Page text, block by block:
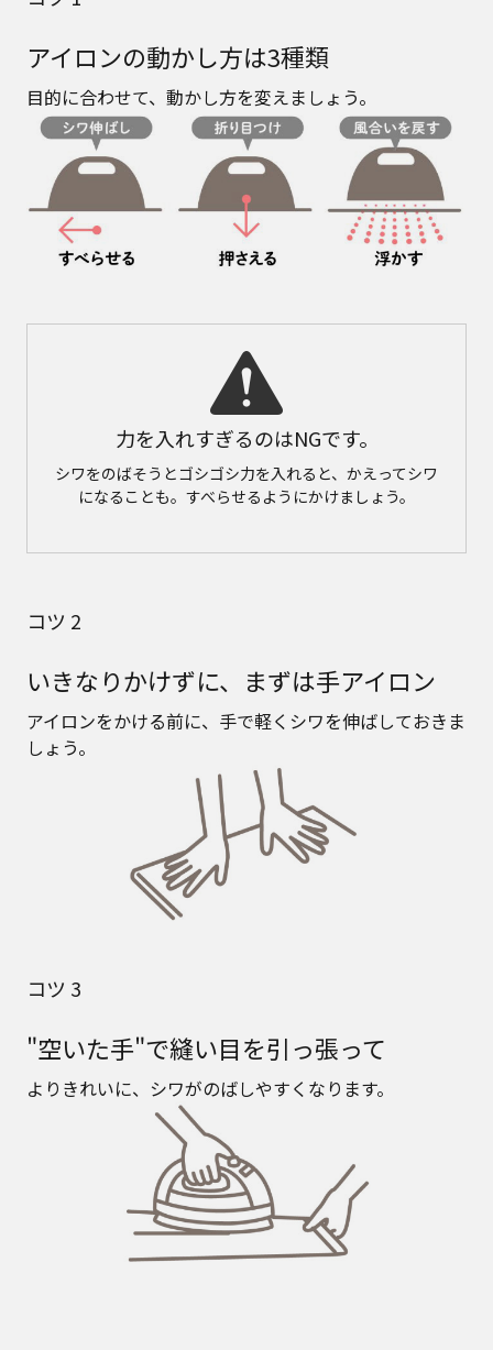
アイロンの動かし方は3種類
目的に合わせて、動かし方を変えましょう。
力を入れすぎるのはNGです。
シワをのばそうとゴシゴシ力を入れると、かえってシワ
になることも。すべらせるようにかけましょう。
コツ 2
いきなりかけずに、まずは手アイロン
アイロンをかける前に、手で軽くシワを伸ばしておきま
しょう。
コツ 3
"空いた手"で縫い目を引っ張って
よりきれいに、シワがのばしやすくなります。